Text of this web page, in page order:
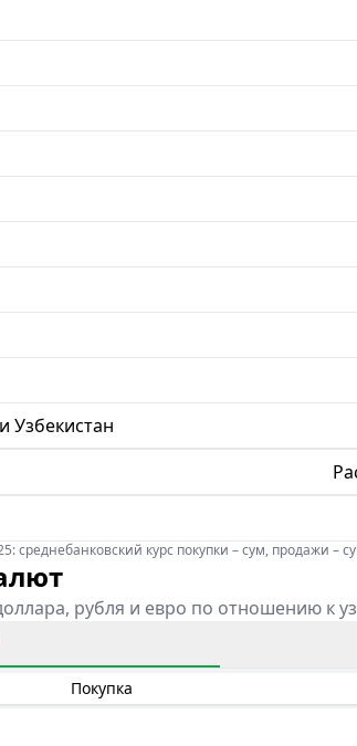
Узбекистан
среднебанковский курс покупки – сум, продажи
рубля и евро по отношению к
Покупка